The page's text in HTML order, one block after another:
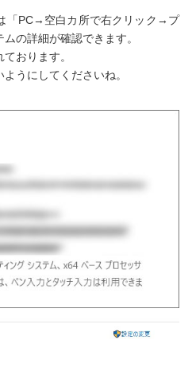
「PC→空白カ所で右クリック→プ
の詳細が確認できます。
おります。
うにしてくださいね。